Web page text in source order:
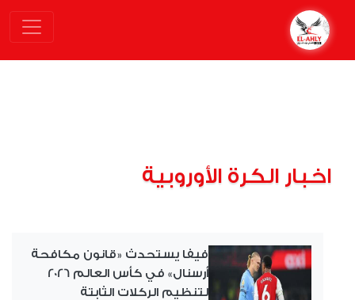
اخبار الكرة الأوروبية
فيفا يستحدث «قانون مكافحة
أرسنال» في كأس العالم 2026
لتنظيم الركلات الثابتة